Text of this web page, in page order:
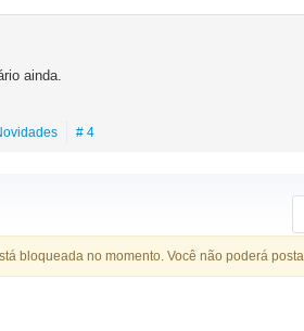
ainda.
# 4
bloqueada no momento. Você não poderá